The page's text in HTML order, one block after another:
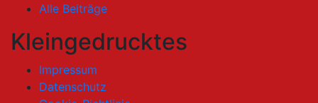
Alle Beiträge
Kleingedrucktes
Impressum
Datenschutz